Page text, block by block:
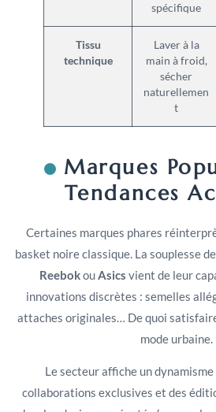
spécifique
Tissu
technique
Laver à la
main à froid,
sécher
naturellemen
t
Marques
Tendances
Certaines marques phares
basket noire classique. La souplesse
ReebokouAsics vient de leur
innovations discrètes : semelles
attaches originales… De quoi
mode urbaine.
Le secteur affiche un
collaborations exclusives et des